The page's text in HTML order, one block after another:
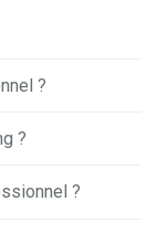
?
?
?